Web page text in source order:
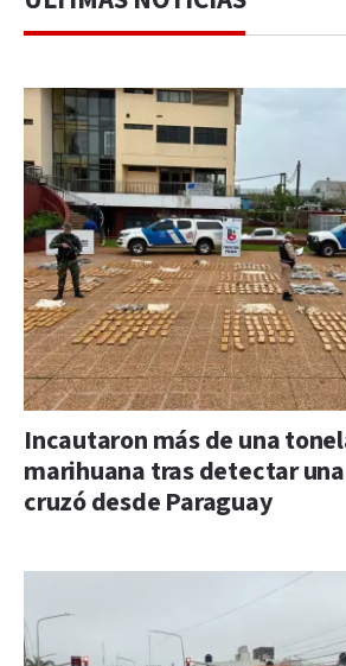
Incautaron más de una
marihuana tras detectar
cruzó desde Paraguay